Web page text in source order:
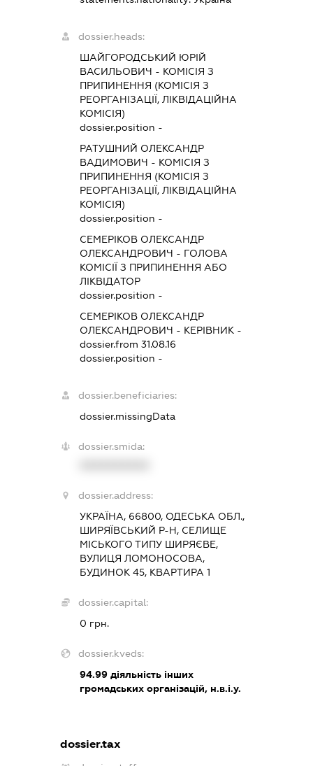
dossier.heads:
ШАЙГОРОДСЬКИЙ ЮРІЙ
ВАСИЛЬОВИЧ - КОМІСІЯ З
ПРИПИНЕННЯ (КОМІСІЯ З
РЕОРГАНІЗАЦІЇ, ЛІКВІДАЦІЙНА
КОМІСІЯ)
dossier.position -
РАТУШНИЙ ОЛЕКСАНДР
ВАДИМОВИЧ - КОМІСІЯ З
ПРИПИНЕННЯ (КОМІСІЯ З
РЕОРГАНІЗАЦІЇ, ЛІКВІДАЦІЙНА
КОМІСІЯ)
dossier.position -
СЕМЕРІКОВ ОЛЕКСАНДР
ОЛЕКСАНДРОВИЧ - ГОЛОВА
КОМІСІЇ З ПРИПИНЕННЯ АБО
ЛІКВІДАТОР
dossier.position -
СЕМЕРІКОВ ОЛЕКСАНДР
ОЛЕКСАНДРОВИЧ - КЕРІВНИК -
dossier.from 31.08.16
dossier.position -
dossier.beneficiaries:
dossier.missingData
dossier.smida:
dossier.address:
УКРАЇНА, 66800, ОДЕСЬКА ОБЛ.,
ШИРЯЇВСЬКИЙ Р-Н, СЕЛИЩЕ
МІСЬКОГО ТИПУ ШИРЯЄВЕ,
ВУЛИЦЯ ЛОМОНОСОВА,
БУДИНОК 45, КВАРТИРА 1
dossier.capital:
0 грн.
dossier.kveds:
94.99діяльність інших
громадських організацій, н.в.і.у.
dossier.tax